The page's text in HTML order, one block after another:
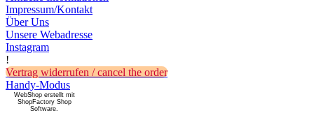
Impressum/Kontakt
Über Uns
Unsere Webadresse
Instagram
!
Vertrag widerrufen / cancel the order
Handy-Modus
WebShop erstellt mit
ShopFactory Shop
Software.